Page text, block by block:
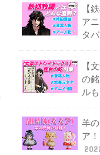
【
ア
タ
【
の
ルも
羊
ア